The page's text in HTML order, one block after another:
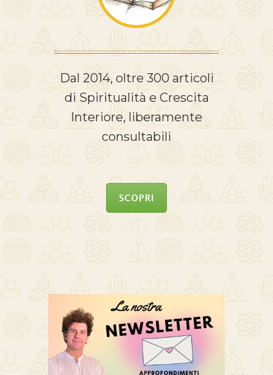
Dal 2014, oltre 300 articoli
di Spiritualità e Crescita
Interiore, liberamente
consultabili
SCOPRI